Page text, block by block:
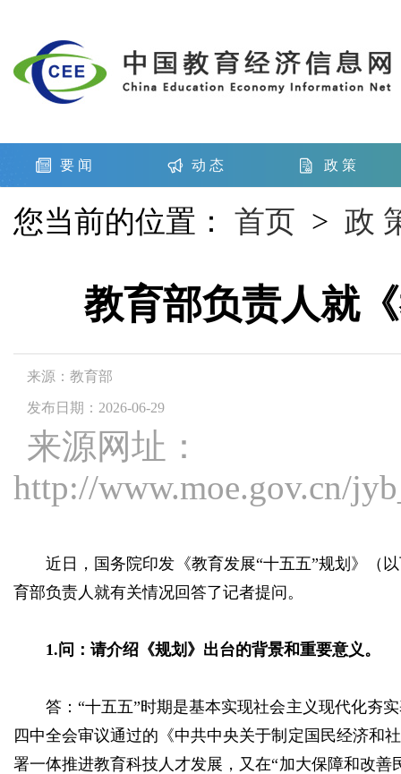
要 闻 动 态 政 策
您当前的位置： 首页 > 政
教育部负责人就
来源：教育部
发布日期：2026-06-29
来源网址：
http://www.moe.gov.cn/
近日，国务院印发《教育发展“十五五”规划》（
育部负责人就有关情况回答了记者提问。
1.问：请介绍《规划》出台的背景和重要意义。
答：“十五五”时期是基本实现社会主义现代化夯
四中全会审议通过的《中共中央关于制定国民经济和
署一体推进教育科技人才发展，又在“加大保障和改